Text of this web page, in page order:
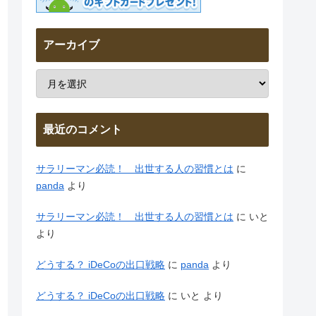
アーカイブ
最近のコメント
サラリーマン必読！ 出世する人の習慣とは に
panda より
サラリーマン必読！ 出世する人の習慣とは に いと
より
どうする？ iDeCoの出口戦略 に panda より
どうする？ iDeCoの出口戦略 に いと より